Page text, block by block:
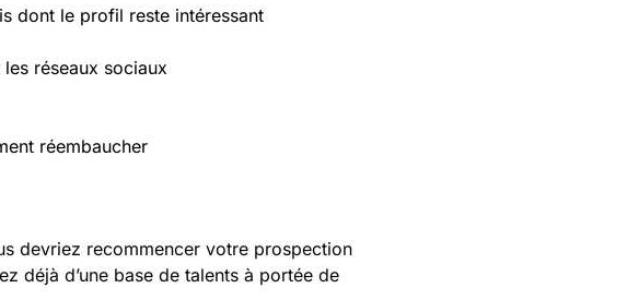
dont le profil reste intéressant
réseaux sociaux
réembaucher
devriez recommencer votre prospection
déjà d’une base de talents à portée de